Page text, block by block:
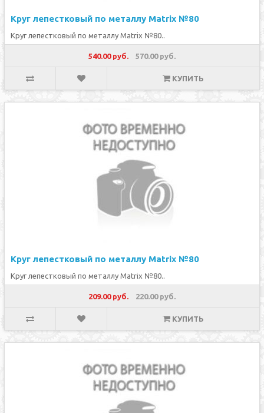
Круг лепестковый по металлу Matrix №80
Круг лепестковый по металлу Matrix №80..
540.00 руб. 570.00 руб.
КУПИТЬ
Круг лепестковый по металлу Matrix №80
Круг лепестковый по металлу Matrix №80..
209.00 руб. 220.00 руб.
КУПИТЬ